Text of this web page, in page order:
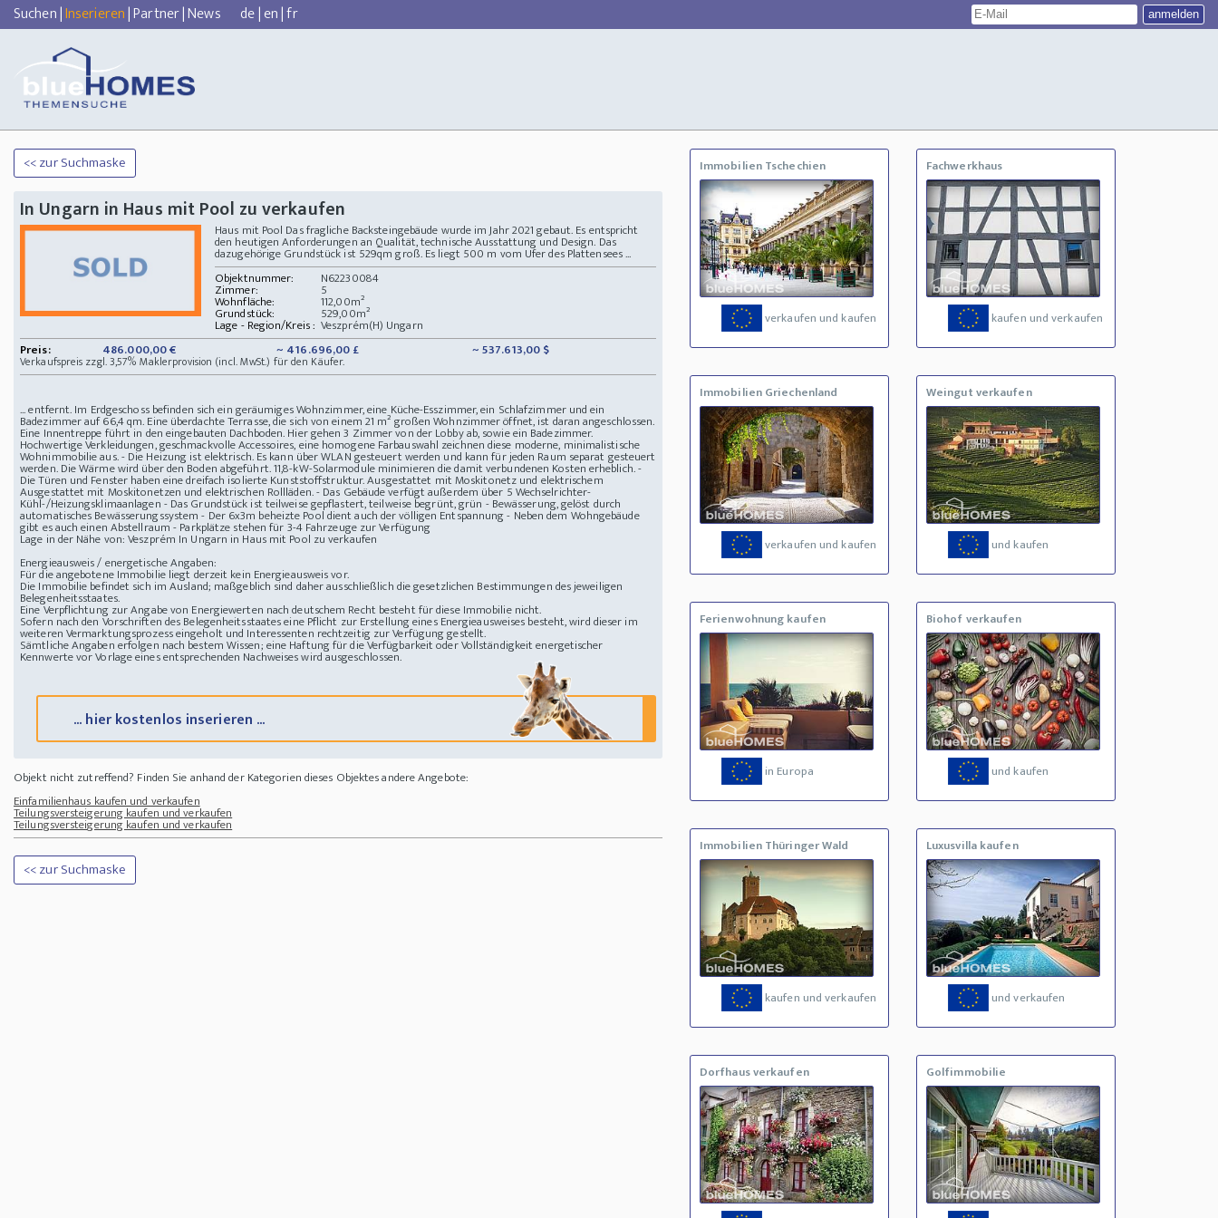
Suchen|Inserieren|Partner|News de|en|fr
<< zur Suchmaske
In Ungarn in Haus mit Pool zu verkaufen
Haus mit Pool Das fragliche Backsteingebäude wurde im Jahr 2021 gebaut. Es entspricht
den heutigen Anforderungen an Qualität, technische Ausstattung und Design. Das
dazugehörige Grundstück ist 529qm groß. Es liegt 500 m vom Ufer des Plattensees ...
Objektnummer:
N62230084
Zimmer: 5
Wohnfläche: 112,00m²
Grundstück: 529,00m²
Lage - Region/Kreis : Veszprém(H) Ungarn
Preis:
486.000,00 € ~ 416.696,00 £ ~ 537.613,00 $
Verkaufspreis zzgl. 3,57% Maklerprovision (incl. MwSt.) für den Käufer.
... entfernt. Im Erdgeschoss befinden sich ein geräumiges Wohnzimmer, eine Küche-Esszimmer, ein Schlafzimmer und ein
Badezimmer auf 66,4 qm. Eine überdachte Terrasse, die sich von einem 21 m² großen Wohnzimmer öffnet, ist daran angeschlossen.
Eine Innentreppe führt in den eingebauten Dachboden. Hier gehen 3 Zimmer von der Lobby ab, sowie ein Badezimmer.
Hochwertige Verkleidungen, geschmackvolle Accessoires, eine homogene Farbauswahl zeichnen diese moderne, minimalistische
Wohnimmobilie aus. - Die Heizung ist elektrisch. Es kann über WLAN gesteuert werden und kann für jeden Raum separat gesteuert
werden. Die Wärme wird über den Boden abgeführt. 11,8-kW-Solarmodule minimieren die damit verbundenen Kosten erheblich. -
Die Türen und Fenster haben eine dreifach isolierte Kunststoffstruktur. Ausgestattet mit Moskitonetz und elektrischem
Ausgestattet mit Moskitonetzen und elektrischen Rollläden. - Das Gebäude verfügt außerdem über 5 Wechselrichter-
Kühl-/Heizungsklimaanlagen - Das Grundstück ist teilweise gepflastert, teilweise begrünt, grün - Bewässerung, gelöst durch
automatisches Bewässerungssystem - Der 6x3m beheizte Pool dient auch der völligen Entspannung - Neben dem Wohngebäude
gibt es auch einen Abstellraum - Parkplätze stehen für 3-4 Fahrzeuge zur Verfügung
Lage in der Nähe von: Veszprém In Ungarn in Haus mit Pool zu verkaufen
Energieausweis / energetische Angaben:
Für die angebotene Immobilie liegt derzeit kein Energieausweis vor.
Die Immobilie befindet sich im Ausland; maßgeblich sind daher ausschließlich die gesetzlichen Bestimmungen des jeweiligen
Belegenheitsstaates.
Eine Verpflichtung zur Angabe von Energiewerten nach deutschem Recht besteht für diese Immobilie nicht.
Sofern nach den Vorschriften des Belegenheitsstaates eine Pflicht zur Erstellung eines Energieausweises besteht, wird dieser im
weiteren Vermarktungsprozess eingeholt und Interessenten rechtzeitig zur Verfügung gestellt.
Sämtliche Angaben erfolgen nach bestem Wissen; eine Haftung für die Verfügbarkeit oder Vollständigkeit energetischer
Kennwerte vor Vorlage eines entsprechenden Nachweises wird ausgeschlossen.
... hier kostenlos inserieren ...
Objekt nicht zutreffend? Finden Sie anhand der Kategorien dieses Objektes andere Angebote:
Einfamilienhaus kaufen und verkaufen
Teilungsversteigerung kaufen und verkaufen
Teilungsversteigerung kaufen und verkaufen
<< zur Suchmaske
Immobilien Tschechien
verkaufen und kaufen
Fachwerkhaus
kaufen und verkaufen
Immobilien Griechenland
verkaufen und kaufen
Weingut verkaufen
und kaufen
Ferienwohnung kaufen
in Europa
Biohof verkaufen
und kaufen
Immobilien Thüringer Wald
kaufen und verkaufen
Luxusvilla kaufen
und verkaufen
Dorfhaus verkaufen Golfimmobilie